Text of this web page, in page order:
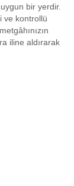
bir yerdir.
ve kontrollü
iline aldırarak